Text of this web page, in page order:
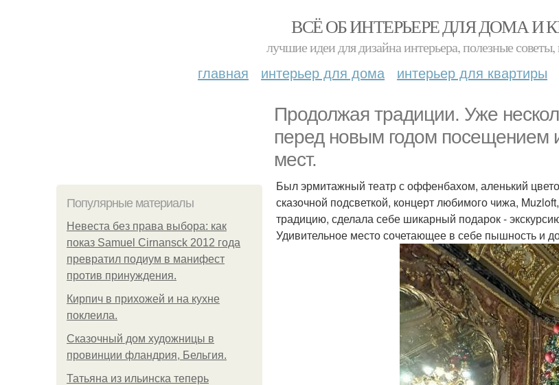
ВСЁ ОБ ИНТЕРЬЕРЕ ДЛЯ ДОМА И
лучшие идеи для дизайна интерьера, полезные советы,
главная интерьер для дома интерьер для квартиры
Продолжая традиции. Уже
перед новым годом посещением
мест.
Популярные материалы
Невеста без права выбора: как
показ Samuel Cirnansck 2012 года
превратил подиум в манифест
против принуждения.
Кирпич в прихожей и на кухне
поклеила.
Сказочный дом художницы в
провинции фландрия, Бельгия.
Татьяна из ильинска теперь
Был эрмитажный театр с оффенбахом, аленький
сказочной подсветкой, концерт любимого чижа,
традицию, сделала себе шикарный подарок -
Удивительное место сочетающее в себе пышность и